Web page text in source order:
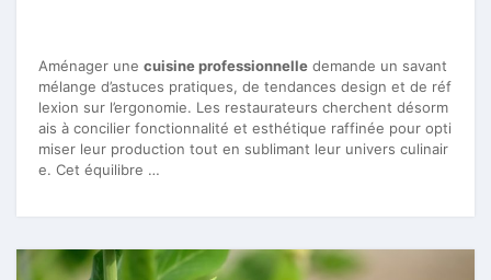
Aménager une cuisine professionnelle demande un savant
mélange d’astuces pratiques, de tendances design et de réf
lexion sur l’ergonomie. Les restaurateurs cherchent désorm
ais à concilier fonctionnalité et esthétique raffinée pour opti
miser leur production tout en sublimant leur univers culinair
e. Cet équilibre …